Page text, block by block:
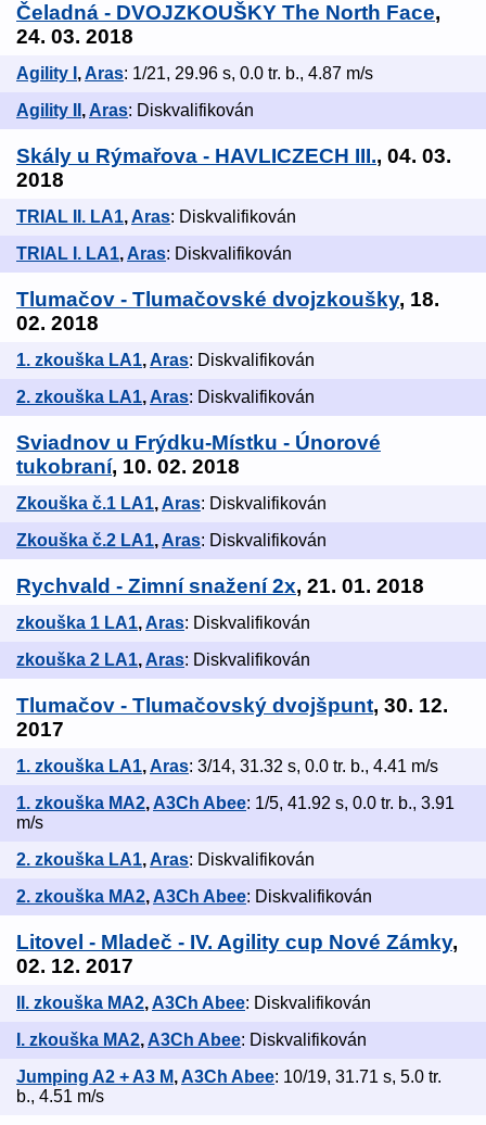
Čeladná - DVOJZKOUŠKY The North Face,
24. 03. 2018
Agility I ,Aras: 1/21, 29.96 s, 0.0 tr. b., 4.87 m/s
Agility II , Aras: Diskvalifikován
Skály u Rýmařova - HAVLICZECH III., 04. 03.
2018
TRIAL II. LA1,Aras: Diskvalifikován
TRIAL I. LA1, Aras: Diskvalifikován
Tlumačov - Tlumačovské dvojzkoušky, 18.
02. 2018
1. zkouška LA1,Aras: Diskvalifikován
2. zkouška LA1, Aras: Diskvalifikován
Sviadnov u Frýdku-Místku - Únorové
tukobraní, 10. 02. 2018
Zkouška č.1 LA1,Aras: Diskvalifikován
Zkouška č.2 LA1, Aras: Diskvalifikován
Rychvald - Zimní snažení 2x, 21. 01. 2018
zkouška 1 LA1,Aras: Diskvalifikován
zkouška 2 LA1, Aras: Diskvalifikován
Tlumačov - Tlumačovský dvojšpunt, 30. 12.
2017
1. zkouška LA1,Aras: 3/14, 31.32 s, 0.0 tr. b., 4.41 m/s
1. zkouška MA2, A3Ch Abee: 1/5, 41.92 s, 0.0 tr. b., 3.91
m/s
2. zkouška LA1,Aras: Diskvalifikován
2. zkouška MA2, A3Ch Abee: Diskvalifikován
Litovel - Mladeč - IV. Agility cup Nové Zámky,
02. 12. 2017
II. zkouška MA2,A3Ch Abee: Diskvalifikován
I. zkouška MA2, A3Ch Abee: Diskvalifikován
Jumping A2 + A3 M,A3Ch Abee: 10/19, 31.71 s, 5.0 tr.
b., 4.51 m/s